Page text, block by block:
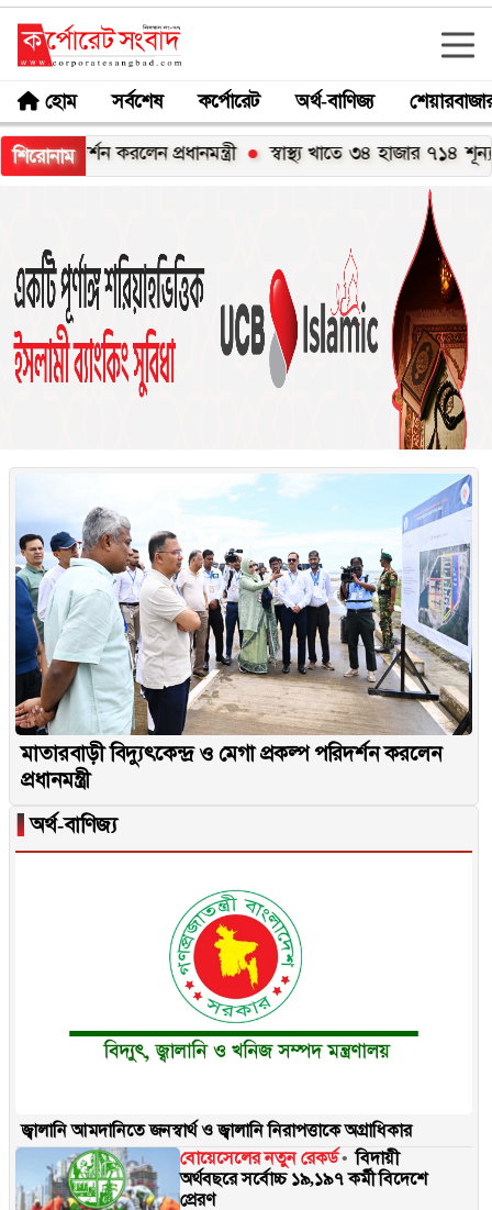
হোম সর্বশেষ কর্পোরেট অর্থ-বাণিজ্য
শিরোনাম স্বাস্থ্য খাতে ৩৪ হাজার ৭১৪ শূন্য পদ দ্রুত পূরণের নির্দেশ
মাতারবাড়ী বিদ্যুৎকেন্দ্র ও মেগা প্রকল্প পরিদর্শন করলেন
প্রধানমন্ত্রী
▐অর্থ-বাণিজ্য
জ্বালানি আমদানিতে জনস্বার্থ ও জ্বালানি নিরাপত্তাকে অগ্রাধিকার
বোয়েসেলের নতুন রেকর্ড
বিদায়ী
অর্থবছরে সর্বোচ্চ ১৯,১৯৭ কর্মী বিদেশে
প্রেরণ